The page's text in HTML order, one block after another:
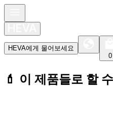
HEVA에게 물어보세요
0
💄 이 제품들로 할